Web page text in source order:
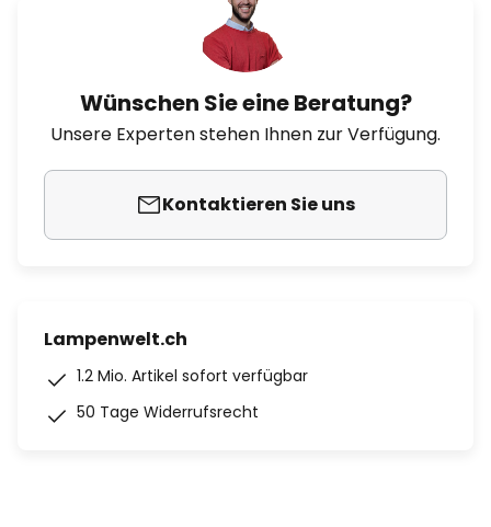
Wünschen Sie eine Beratung?
Unsere Experten stehen Ihnen zur Verfügung.
Kontaktieren Sie uns
Lampenwelt.ch
1.2 Mio. Artikel sofort verfügbar
50 Tage Widerrufsrecht